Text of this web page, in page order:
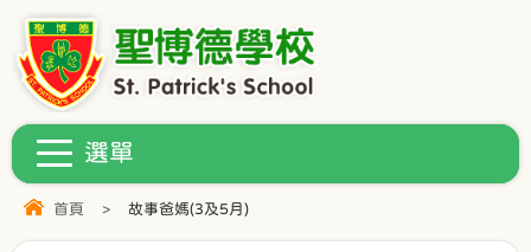
首頁 > 故事爸媽(3及5月)